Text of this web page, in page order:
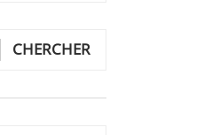
CHERCHER